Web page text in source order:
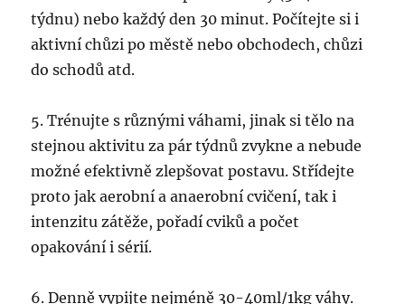
týdnu) nebo každý den 30 minut. Počítejte si i
aktivní chůzi po městě nebo obchodech, chůzi
do schodů atd.
5. Trénujte s různými váhami, jinak si tělo na
stejnou aktivitu za pár týdnů zvykne a nebude
možné efektivně zlepšovat postavu. Střídejte
proto jak aerobní a anaerobní cvičení, tak i
intenzitu zátěže, pořadí cviků a počet
opakování i sérií.
6. Denně vypijte nejméně 30-40ml/1kg váhy.